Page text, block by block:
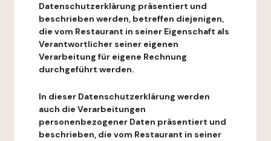
Datenschutzerklärung präsentiert und
beschrieben werden, betreffen diejenigen,
die vom Restaurant in seiner Eigenschaft als
Verantwortlicher seiner eigenen
Verarbeitung für eigene Rechnung
durchgeführt werden.
In dieser Datenschutzerklärung werden
auch die Verarbeitungen
personenbezogener Daten präsentiert und
beschrieben, die vom Restaurant in seiner